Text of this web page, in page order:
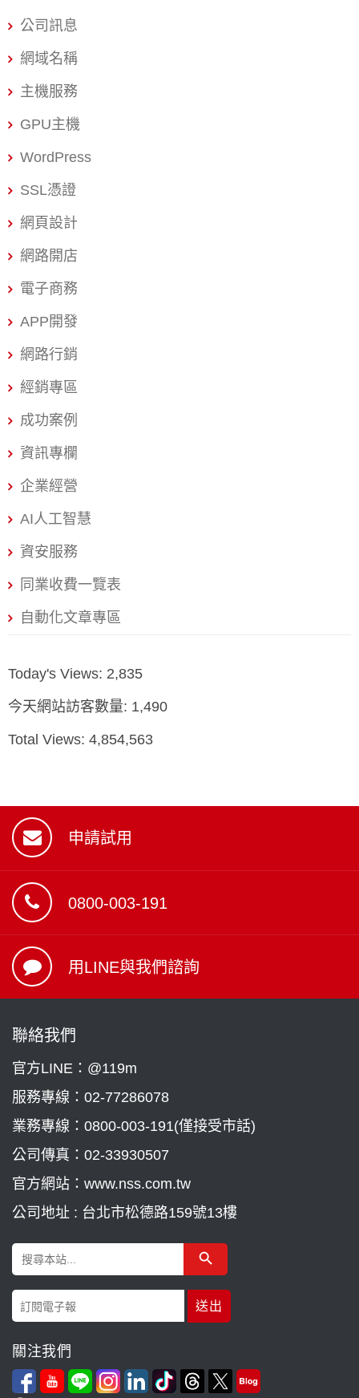
相關的產品資訊以及品牌慢慢擴散開來，由於有了大量網
友的認可，口碑行銷可說是所有行銷方式中，成功率最
在大眾間傳遞。 戰國策網軍行銷部隊經銷合作伙伴計畫目
標就是讓經銷商賺到錢！ 由於建置大量的網軍需要大量的
雜度，戰國策網軍行銷部隊省去經銷商的煩惱及成本，我
們的合作伙伴計提供經銷商資訊一條龍式的服務，並提供
向成功之路。依據每月銷售總類，或是透過連結及推薦方
式，將最優渥的銷售佣金回饋給努力經營的伙伴。 戰國策
回饋(20%以上) 2.免費提供服務銷售與簡報支援 3.以貴公司
為名義的白牌銷售支援 歡迎網頁設計、行銷、SEO、公關
聯絡表單 https://www.nss.com.tw/net-army/ 戰國策集團
免付費諮詢電話:0800-003-191 LINE＠ ID:＠119m
https://www.nss.com.tw 常見問題 FAQ 誰適合加入經銷計
畫? 廣告代理商、公關公司、網頁設計公司、行銷顧問與
SOHO 族。只要您有客戶需要口碑與聲量服務,即可白牌轉
售,執行交給戰國策。 經銷分潤怎麼計算? 依服務品項與年
洽經銷窗口 0800-003-191。 加入需要費用或門檻嗎? 無
公司訊息
網域名稱
主機服務
GPU主機
WordPress
SSL憑證
網頁設計
網路開店
電子商務
APP開發
網路行銷
經銷專區
成功案例
資訊專欄
企業經營
AI人工智慧
資安服務
同業收費一覽表
自動化文章專區
Today's Views: 2,835
今天網站訪客數量: 1,490
Total Views: 4,854,563
申請試用
0800-003-191
用LINE與我們諮詢
聯絡我們
官方LINE：@119m
服務專線： 02-77286078
業務專線： 0800-003-191(僅接受市話)
公司傳真：02-33930507
官方網站：www.nss.com.tw
公司地址 : 台北市松德路159號13樓
Search
for:
Search Button
關注我們